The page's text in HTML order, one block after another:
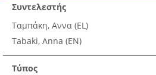
Συντελεστής
Ταμπάκη, Αννα (EL)
Tabaki, Anna (EN)
Τύπος